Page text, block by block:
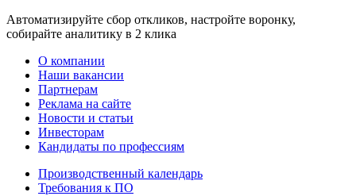
Автоматизируйте сбор откликов, настройте воронку,
собирайте аналитику в 2 клика
О компании
Наши вакансии
Партнерам
Реклама на сайте
Новости и статьи
Инвесторам
Кандидаты по профессиям
Производственный календарь
Требования к ПО